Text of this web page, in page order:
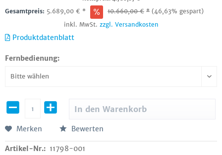
Gesamtpreis: 5.689,00 € * 10.660,00€ * (46,63% gespart)
inkl. MwSt. zzgl. Versandkosten
Produktdatenblatt
Fernbedienung:
In den Warenkorb
Merken Bewerten
Artikel-Nr.: 11798-001